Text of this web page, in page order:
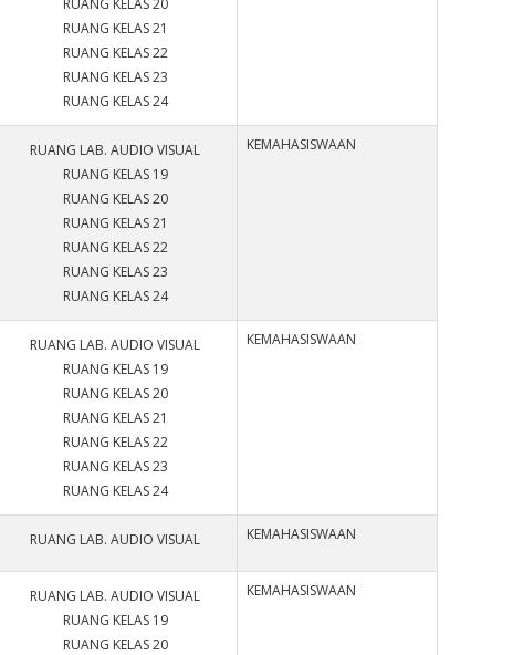
RUANG KELAS 20
RUANG KELAS 21
RUANG KELAS 22
RUANG KELAS 23
RUANG KELAS 24
RUANG LAB. AUDIO VISUAL
RUANG KELAS 19
RUANG KELAS 20
RUANG KELAS 21
RUANG KELAS 22
RUANG KELAS 23
RUANG KELAS 24
KEMAHASISWAAN
RUANG LAB. AUDIO VISUAL
RUANG KELAS 19
RUANG KELAS 20
RUANG KELAS 21
RUANG KELAS 22
RUANG KELAS 23
RUANG KELAS 24
KEMAHASISWAAN
RUANG LAB. AUDIO VISUAL KEMAHASISWAAN
RUANG LAB. AUDIO VISUAL
RUANG KELAS 19
RUANG KELAS 20
KEMAHASISWAAN